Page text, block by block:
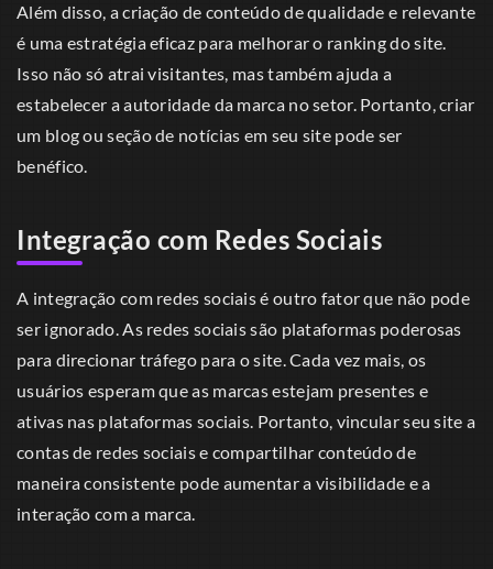
Além disso, a criação de conteúdo de qualidade e relevante
é uma estratégia eficaz para melhorar o ranking do site.
Isso não só atrai visitantes, mas também ajuda a
estabelecer a autoridade da marca no setor. Portanto, criar
um blog ou seção de notícias em seu site pode ser
benéfico.
Integração com Redes Sociais
A integração com redes sociais é outro fator que não pode
ser ignorado. As redes sociais são plataformas poderosas
para direcionar tráfego para o site. Cada vez mais, os
usuários esperam que as marcas estejam presentes e
ativas nas plataformas sociais. Portanto, vincular seu site a
contas de redes sociais e compartilhar conteúdo de
maneira consistente pode aumentar a visibilidade e a
interação com a marca.